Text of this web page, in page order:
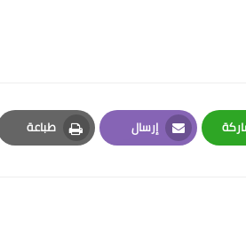
إرسال
Email
طباعة
Print